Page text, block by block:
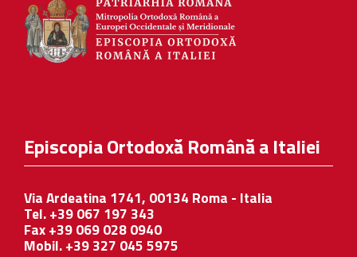
Episcopia Ortodoxă Română a Italiei
Via Ardeatina 1741, 00134 Roma - Italia
Tel. +39 067 197 343
Fax +39 069 028 0940
Mobil. +39 327 045 5975